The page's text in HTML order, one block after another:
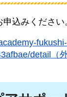
込みください
detail（